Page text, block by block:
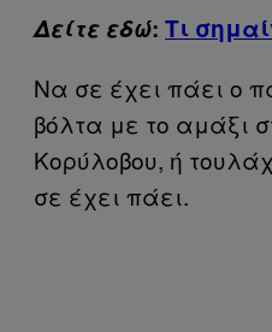
Δείτε εδώ: Τι
Να σε έχει πάει ο
βόλτα με το αμάξι
Κορύλοβου, ή
σε έχει πάει.